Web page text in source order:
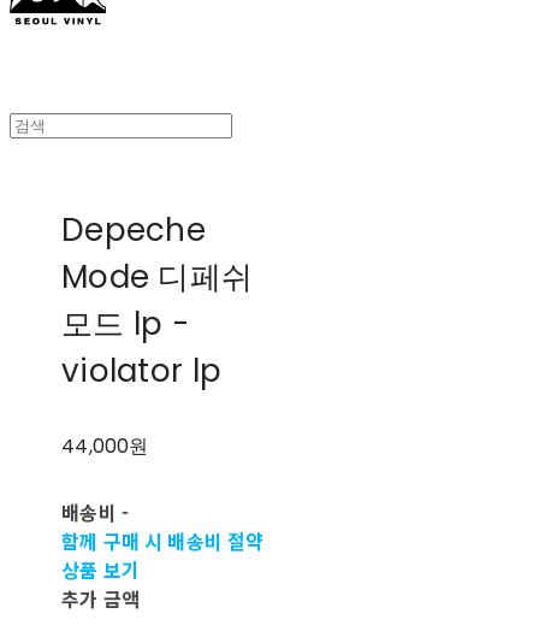
Depeche
Mode 디페쉬
모드 lp -
violator lp
44,000원
배송비 -
함께 구매 시 배송비 절약
상품 보기
추가 금액